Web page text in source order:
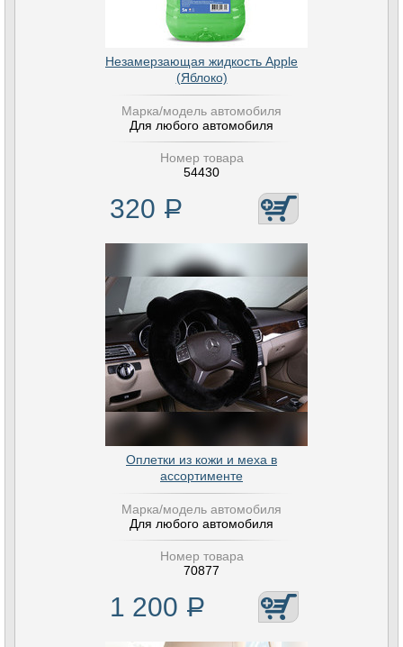
Незамерзающая жидкость Apple
(Яблоко)
Марка/модель автомобиля
Для любого автомобиля
Номер товара
54430
320 Р
Оплетки из кожи и меха в
ассортименте
Марка/модель автомобиля
Для любого автомобиля
Номер товара
70877
1 200 Р